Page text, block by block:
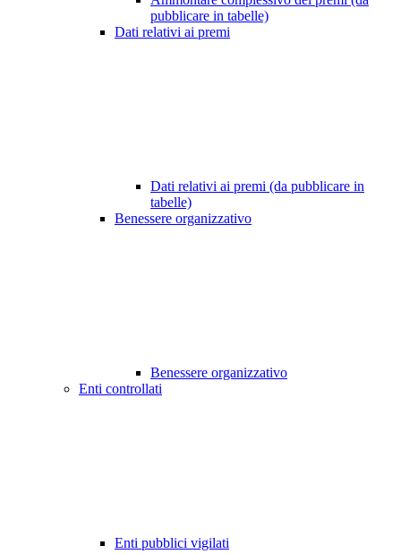
pubblicare in tabelle)
Dati relativi ai premi
Dati relativi ai premi (da pubblicare in
tabelle)
Benessere organizzativo
Benessere organizzativo
Enti controllati
Enti pubblici vigilati